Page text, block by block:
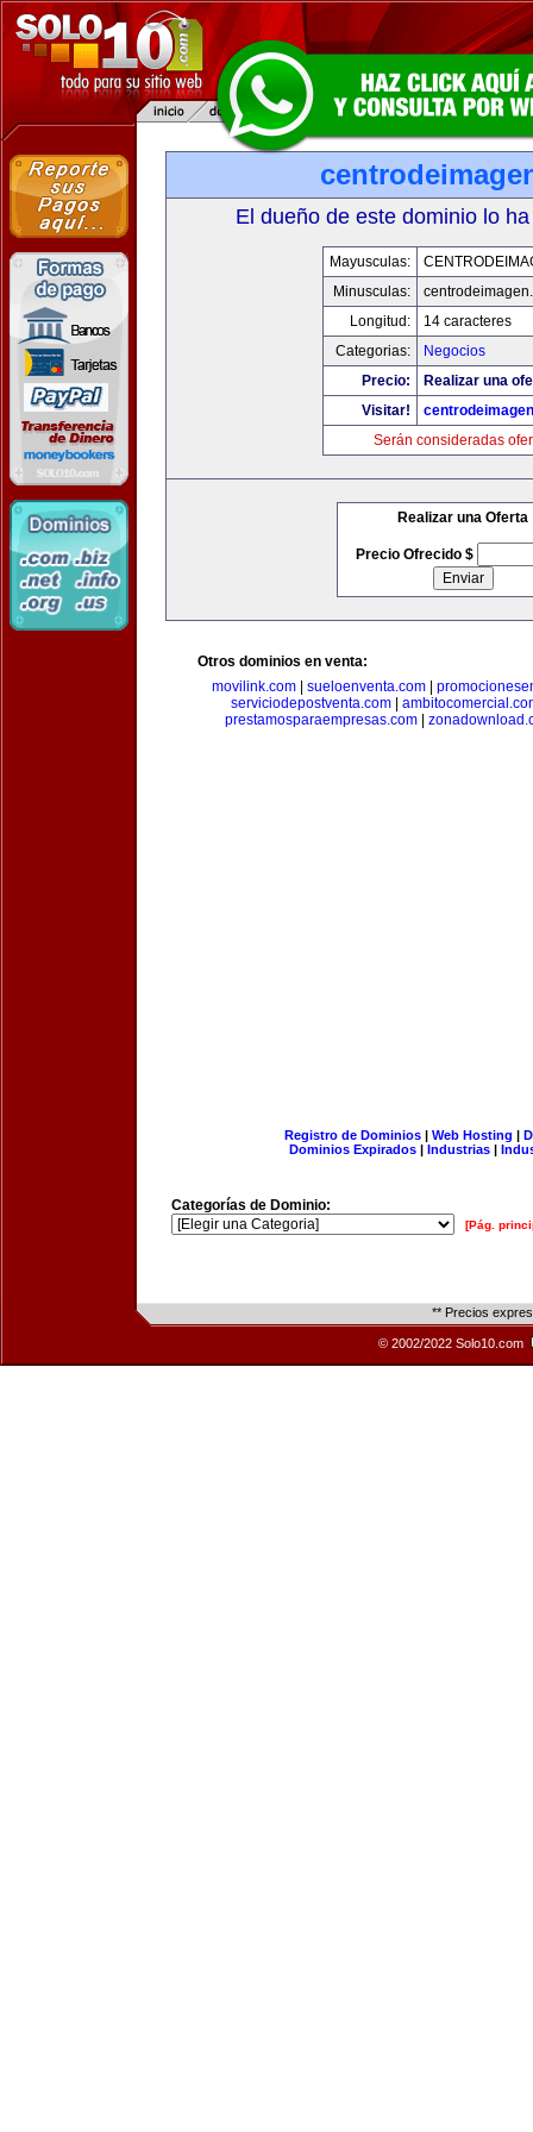
El dueño de este dominio lo
Mayusculas:
Minusculas:
Longitud:
14 caracteres
Categorias:
Negocios
Precio:
Realizar una
Visitar!
Serán consideradas
Realizar una Oferta
Precio Ofrecido $
Otros dominios en venta:
movilink.com
sueloenventa.com
serviciodepostventa.com
prestamosparaempresas.com
Registro de Dominios| Web Hosting |
Dominios Expirados | Industrias |
Categorías de Dominio:
[Pág.
** Precios
© 2002/2022 Solo10.com